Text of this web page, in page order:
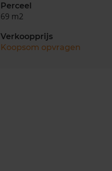
Perceel
69 m2
Verkoopprijs
Koopsom opvragen